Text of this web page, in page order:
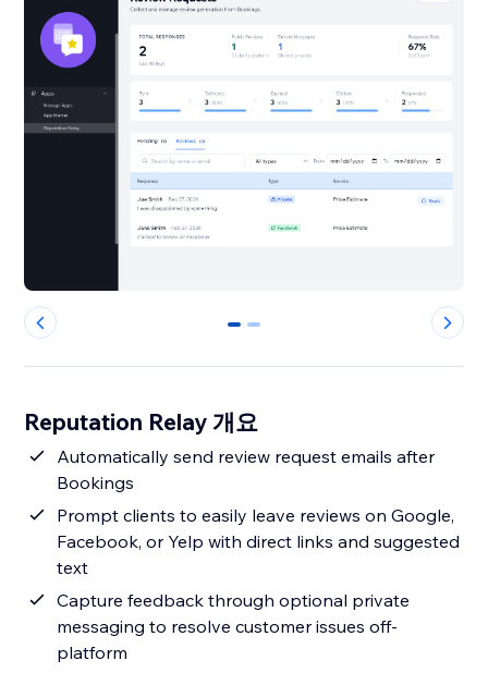
0 1
Reputation Relay 개요
Automatically send review request emails after
Bookings
Prompt clients to easily leave reviews on Google,
Facebook, or Yelp with direct links and suggested
text
Capture feedback through optional private
messaging to resolve customer issues off-
platform